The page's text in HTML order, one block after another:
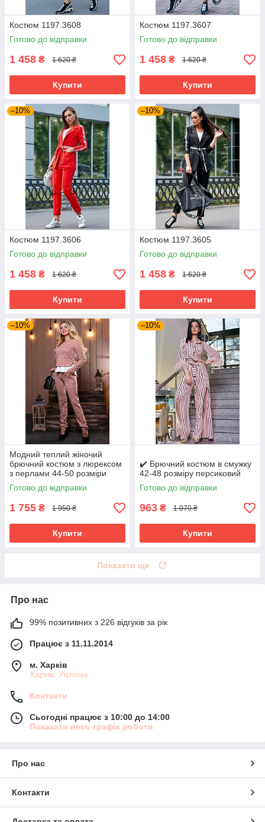
Костюм 1197.3608
Готово до відправки
1 458 ₴ 1 620 ₴
Купити
Костюм 1197.3607
Готово до відправки
1 458 ₴ 1 620 ₴
Купити
–10%
Костюм 1197.3606
Готово до відправки
1 458 ₴ 1 620 ₴
Купити
–10%
Костюм 1197.3605
Готово до відправки
1 458 ₴ 1 620 ₴
Купити
–10%
Модний теплий жіночий
брючний костюм з люрексом
з перлами 44-50 розміри
Готово до відправки
1 755 ₴ 1 950 ₴
Купити
–10%
✔️ Брючний костюм в смужку
42-48 розміру персиковий
Готово до відправки
963 ₴ 1 070 ₴
Купити
Показати ще
Про нас
99% позитивних з 226 відгуків за рік
Працює з 11.11.2014
м. Харків
Харків, Україна
Контакти
Сьогодні працює з 10:00 до 14:00
Показати весь графік роботи
Про нас
Контакти